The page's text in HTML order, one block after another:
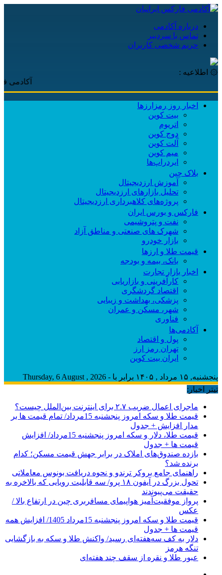
درباره آکادمی
تماس با سردبیر
حریم شخصی کاربران
۞ اطلاعیه :
آکادمی فارکس
اخبار روز رمزارزها
بیت کوین
اتریوم
دوج کوین
آلت کوین
میم کوین‌
ایردراپ‌ها
بلاک چین
آموزش ارزدیجیتال
تحلیل بازارهای ارزدیجیتال
پروژه‌های کلاهبرداری ارزدیجیتال
فارکس و بورس ایران
نفت و پتروشیمی
شهرک های صنعتی و مناطق آزاد
بازار خودرو
قیمت طلا و ارزها
بانک، بیمه و بودجه
اخبار بازار تجارت
کارآفرینی و بازاریابی
اقتصاد گردشگری
پزشکی، بهداشت و زیبایی
شهر، مسکن و عمران
فناوری
آکادمی‌ها
پول و اقتصاد
تهران رمز ارز
ایران بیت کوین
پنجشنبه, ۱۵ مرداد , ۱۴۰۵ برابر با - Thursday, 6 August , 2026
تیتر اخبار:
ماجرای اعمال ضریب ۲.۷ برای اینترنت بین‌الملل چیست؟
قیمت طلا و سکه امروز پنجشنبه 15مرداد/ تمام قیمت ها بر
مدار افزایش + جدول
قیمت طلا، دلار و سکه امروز پنجشنبه 15مرداد/ افزایش
قیمت ها + جدول
بازده صندوق‌های املاک در برابر جهش قیمت مسکن؛ کدام
برنده شد؟
راهنمای جامع بروکر ترندو و نحوه دریافت بونوس معاملاتی
تحول بزرگ در آیفون ۱۸ پرو/ سه قابلیت رویایی که بالاخره به
حقیقت می‌پیوندند
پرواز موفقیت‌آمیز هواپیمای مسافربری چین در ارتفاع بالا /
عکس
قیمت طلا و سکه امروز پنجشنبه 15مرداد 1405/ افزایش همه
قیمت ها + جدول
دلار به کف سه‌هفته‌ای رسید/ واکنش طلا و سکه به بازگشایی
تنگه هرمز
عبور طلا و نقره از سقف چند هفته‌ای